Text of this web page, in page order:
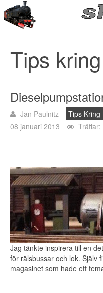
Tips
Jan Paulnitz
Tips Kring
08 januari 2013
Jag tänkte inspirera till en
för rälsbussar och lok. Själv
magasinet som hade ett